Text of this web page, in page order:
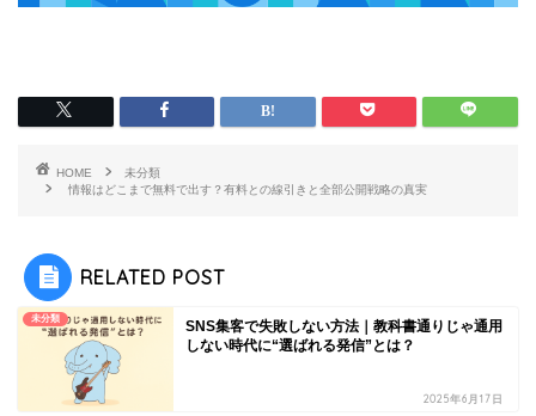
HOME
未分類
情報はどこまで無料で出す？有料との線引きと全部公開戦略の真実
RELATED POST
未分類
SNS集客で失敗しない方法｜教科書通りじゃ通用
しない時代に“選ばれる発信”とは？
2025年6月17日